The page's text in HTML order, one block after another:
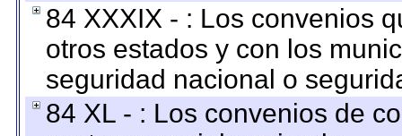
84 XXXIX - : Los convenios
otros estados y con los
seguridad nacional o
84 XL - : Los convenios de